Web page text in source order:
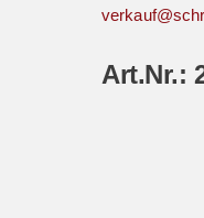
Art.Nr.: